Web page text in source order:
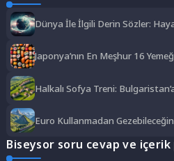
Dünya İle İlgili Derin Sözler:
Japonya’nın En Meşhur 16
Halkalı Sofya Treni:
Euro Kullanmadan
Biseysor soru cevap ve